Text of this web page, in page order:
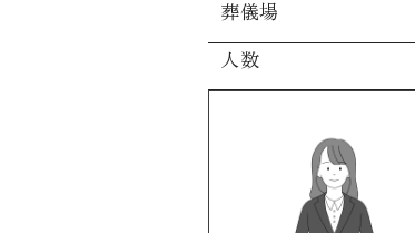
葬儀場
人数